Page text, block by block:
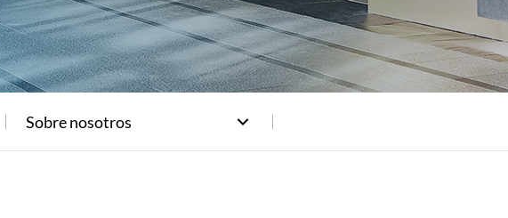
Sobre nosotros